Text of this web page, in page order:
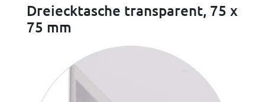
Dreiecktasche transparent, 75 x
75 mm